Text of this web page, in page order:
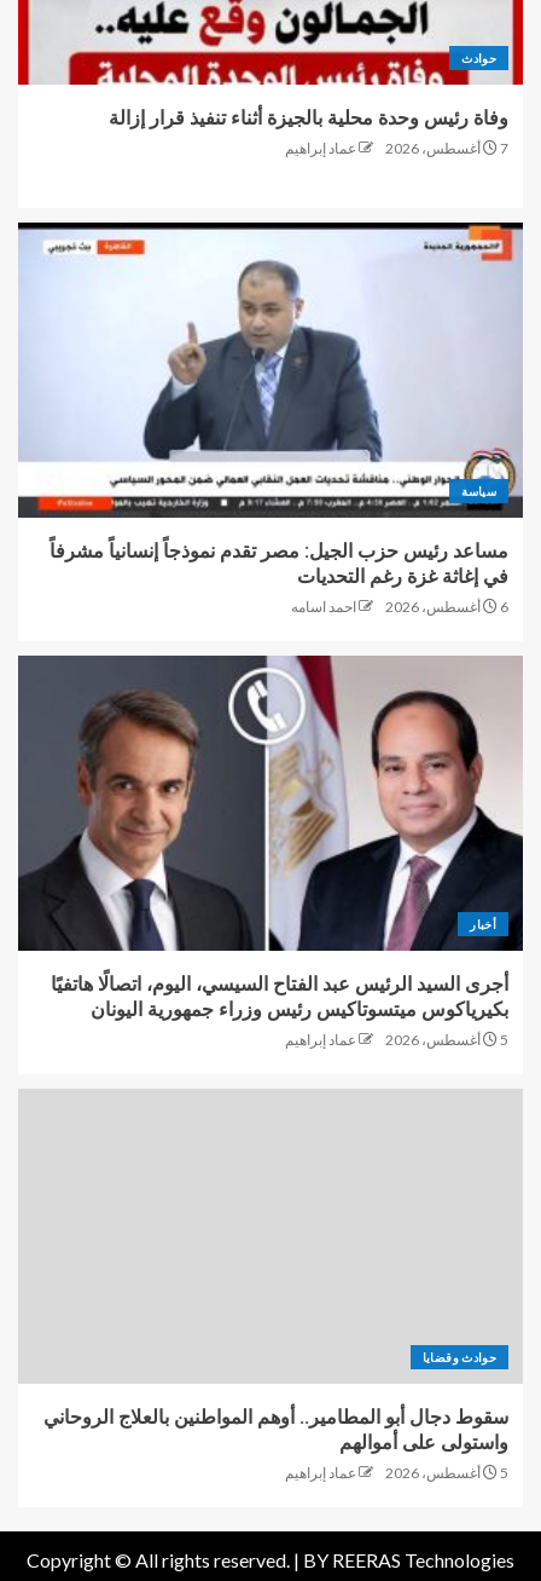
حوادث
وفاة رئيس وحدة محلية بالجيزة أثناء تنفيذ قرار إزالة
7 أغسطس، 2026 عماد إبراهيم
سياسة
مساعد رئيس حزب الجيل: مصر تقدم نموذجاً إنسانياً مشرفاً
في إغاثة غزة رغم التحديات
6 أغسطس، 2026 احمد اسامه
أخبار
أجرى السيد الرئيس عبد الفتاح السيسي، اليوم، اتصالًا هاتفيًا
بكيرياكوس ميتسوتاكيس رئيس وزراء جمهورية اليونان
5 أغسطس، 2026 عماد إبراهيم
حوادث وقضايا
سقوط دجال أبو المطامير.. أوهم المواطنين بالعلاج الروحاني
واستولى على أموالهم
5 أغسطس، 2026 عماد إبراهيم
Copyright © All rights reserved. | BY REERAS Technologies